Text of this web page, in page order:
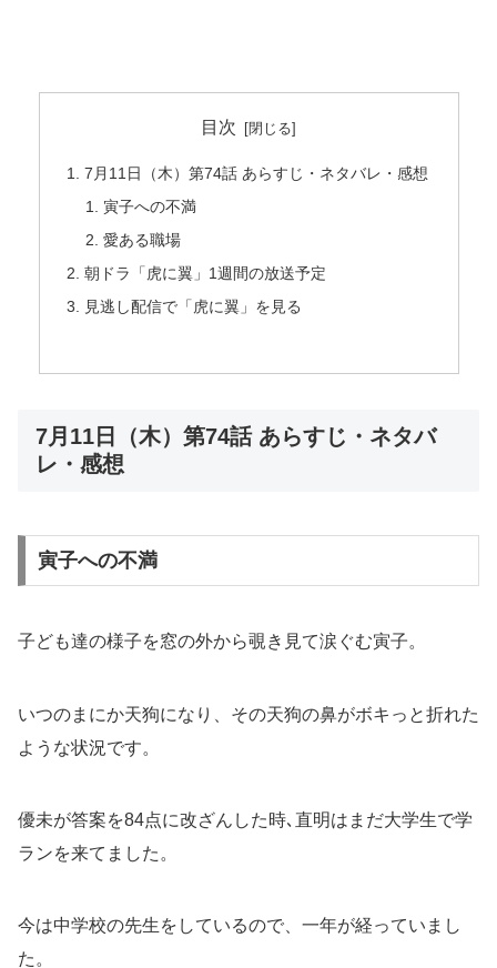
目次
7月11日（木）第74話 あらすじ・ネタバレ・感想
寅子への不満
愛ある職場
朝ドラ「虎に翼」1週間の放送予定
見逃し配信で「虎に翼」を見る
7月11日（木）第74話 あらすじ・ネタバ
レ・感想
寅子への不満
子ども達の様子を窓の外から覗き見て涙ぐむ寅子。
いつのまにか天狗になり、その天狗の鼻がボキっと折れた
ような状況です。
優未が答案を84点に改ざんした時､直明はまだ大学生で学
ランを来てました。
今は中学校の先生をしているので、一年が経っていまし
た。